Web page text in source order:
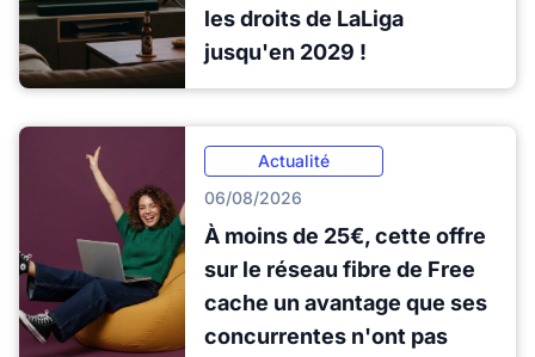
les droits de LaLiga
jusqu'en 2029 !
Actualité
06/08/2026
À moins de 25€, cette offre
sur le réseau fibre de Free
cache un avantage que ses
concurrentes n'ont pas